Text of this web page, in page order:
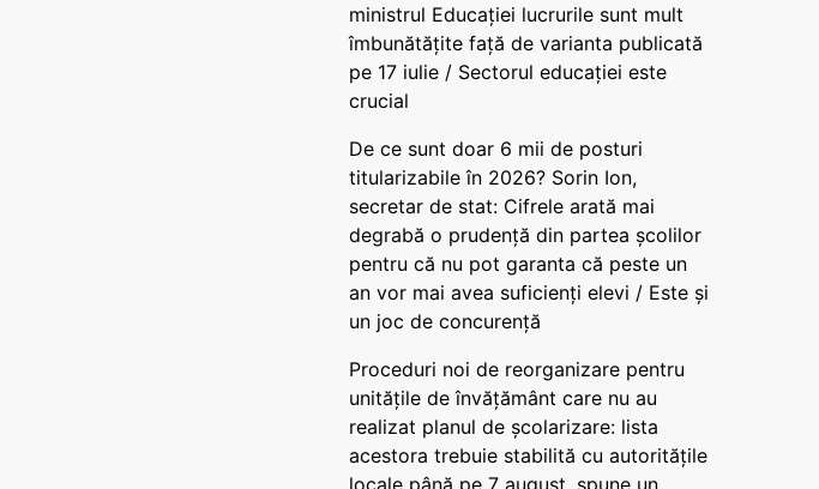
ministrul Educației lucrurile sunt mult
îmbunătățite față de varianta publicată
pe 17 iulie / Sectorul educației este
crucial
De ce sunt doar 6 mii de posturi
titularizabile în 2026? Sorin Ion,
secretar de stat: Cifrele arată mai
degrabă o prudență din partea școlilor
pentru că nu pot garanta că peste un
an vor mai avea suficienți elevi / Este și
un joc de concurență
Proceduri noi de reorganizare pentru
unitățile de învățământ care nu au
realizat planul de școlarizare: lista
acestora trebuie stabilită cu autoritățile
locale până pe 7 august, spune un